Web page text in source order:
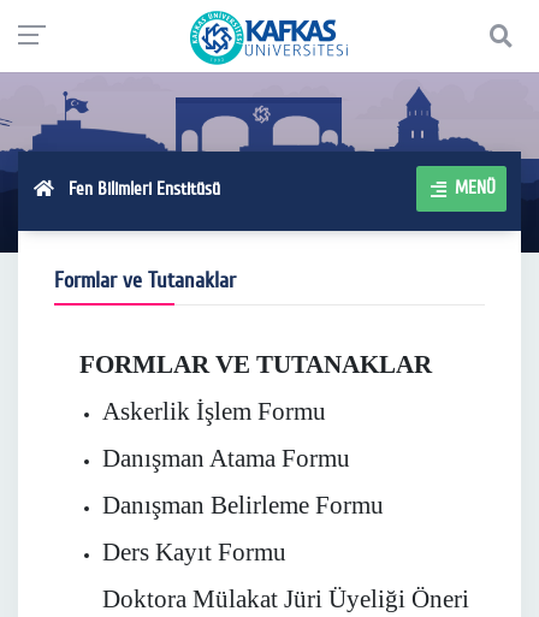
Fen Bilimleri Enstitüsü MENÜ
Formlar ve Tutanaklar
FORMLAR VE TUTANAKLAR
Askerlik İşlem Formu
Danışman Atama Formu
Danışman Belirleme Formu
Ders Kayıt Formu
Doktora Mülakat Jüri Üyeliği Öneri